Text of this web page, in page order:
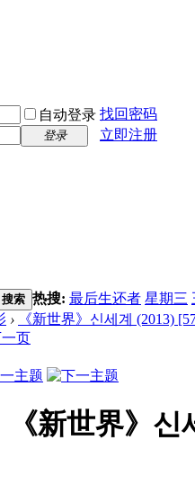
自动登录 找回密码
登录
立即注册
搜索 热搜: 最后生还者 星期三
›
《新世界》신세계 (2013)
页
《新世界》